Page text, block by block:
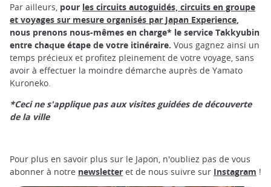
Par ailleurs, pour les circuits autoguidés, circuits en groupe
et voyages sur mesure organisés par Japan Experience
nous prenons nous-mêmes en charge* le service Takkyubin
entre chaque étape de votre itinéraire. Vous gagnez ainsi un
temps précieux et profitez pleinement de votre voyage, sans
avoir à effectuer la moindre démarche auprès de Yamato
Kuroneko.
*Ceci ne s'applique pas aux visites guidées de découverte
de la ville
Pour plus en savoir plus sur le Japon, n'oubliez pas de vous
abonner à notre newsletter et de nous suivre sur Instagram !